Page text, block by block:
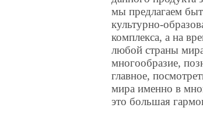
мы предлагаем
культурно-
комплекса, а на
любой страны
многообразие,
главное,
мира именно в
это большая